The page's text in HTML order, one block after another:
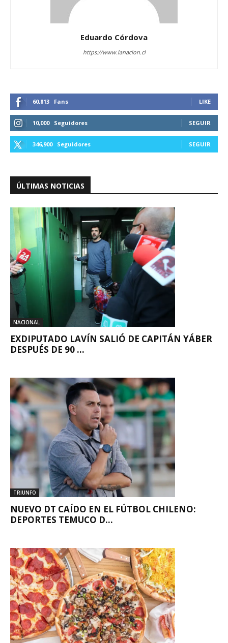
Eduardo Córdova
https://www.lanacion.cl
60,813 Fans LIKE
10,000 Seguidores SEGUIR
346,900 Seguidores SEGUIR
ÚLTIMAS NOTICIAS
NACIONAL
EXDIPUTADO LAVÍN SALIÓ DE CAPITÁN YÁBER
DESPUÉS DE 90 ...
TRIUNFO
NUEVO DT CAÍDO EN EL FÚTBOL CHILENO:
DEPORTES TEMUCO D...